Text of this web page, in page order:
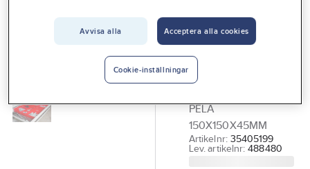
Vanliga frågor
Förvaringsback
PELA
PELA
150X150X45MM
Artikelnr: 35405199
Lev. artikelnr: 488480
Avvisa alla Acceptera alla cookies
Cookie-inställningar